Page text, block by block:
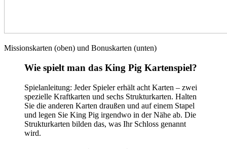
Missionskarten (oben) und Bonuskarten (unten)
Wie spielt man das King Pig Kartenspiel?
Spielanleitung: Jeder Spieler erhält acht Karten – zwei
spezielle Kraftkarten und sechs Strukturkarten. Halten
Sie die anderen Karten draußen und auf einem Stapel
und legen Sie King Pig irgendwo in der Nähe ab. Die
Strukturkarten bilden das, was Ihr Schloss genannt
wird.